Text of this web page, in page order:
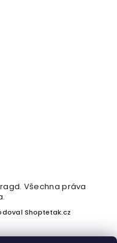
. Všechna práva
Shoptetak.cz